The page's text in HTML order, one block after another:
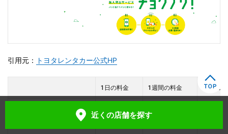
引用元： トヨタレンタカー公式HP
1日の料金 1週間の料金 1ヶ月の
7,150円～ 43,450円～
近くの店舗を探す